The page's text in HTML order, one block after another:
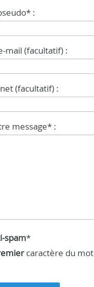
:
mail (facultatif) :
(facultatif) :
message* :
spam*
caractère du mot